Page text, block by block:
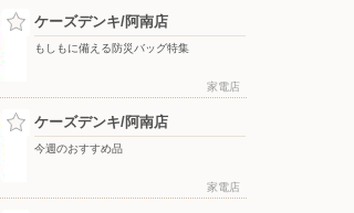
ケーズデンキ/阿南店
もしもに備える防災バッグ特集
家電店
ケーズデンキ/阿南店
今週のおすすめ品
家電店